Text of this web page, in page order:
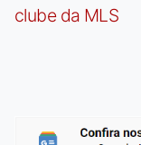
clube da MLS